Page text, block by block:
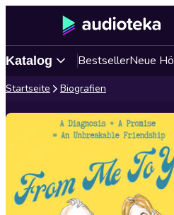
Katalog BestsellerNeue
Startseite Biografien